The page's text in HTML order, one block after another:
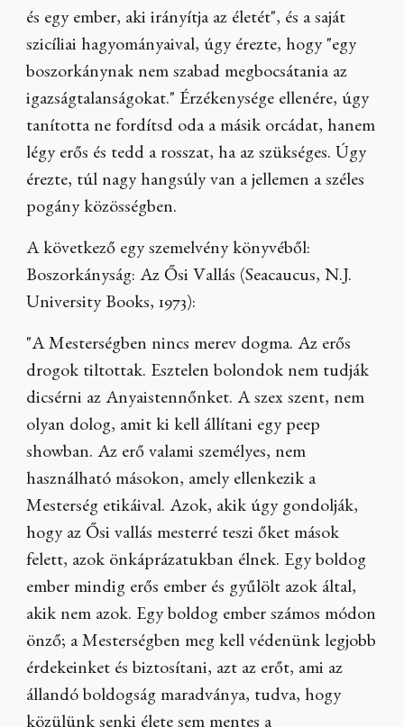
és egy ember, aki irányítja az életét", és a saját
szicíliai hagyományaival, úgy érezte, hogy "egy
boszorkánynak nem szabad megbocsátania az
igazságtalanságokat." Érzékenysége ellenére, úgy
tanította ne fordítsd oda a másik orcádat, hanem
légy erős és tedd a rosszat, ha az szükséges. Úgy
érezte, túl nagy hangsúly van a jellemen a széles
pogány közösségben.
A következő egy szemelvény könyvéből:
Boszorkányság: Az Ősi Vallás (Seacaucus, N.J.
University Books, 1973):
"A Mesterségben nincs merev dogma. Az erős
drogok tiltottak. Esztelen bolondok nem tudják
dicsérni az Anyaistennőnket. A szex szent, nem
olyan dolog, amit ki kell állítani egy peep
showban. Az erő valami személyes, nem
használható másokon, amely ellenkezik a
Mesterség etikáival. Azok, akik úgy gondolják,
hogy az Ősi vallás mesterré teszi őket mások
felett, azok önkáprázatukban élnek. Egy boldog
ember mindig erős ember és gyűlölt azok által,
akik nem azok. Egy boldog ember számos módon
önző; a Mesterségben meg kell védenünk legjobb
érdekeinket és biztosítani, azt az erőt, ami az
állandó boldogság maradványa, tudva, hogy